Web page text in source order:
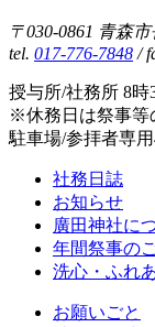
〒030-0861 青森
tel. 017-776-7848 /
授与所/社務所 8時
※休務日は祭事等
駐車場/参拝者専
社務日誌
お知らせ
廣田神社に
年間祭事の
洗心・ふれ
お願いごと